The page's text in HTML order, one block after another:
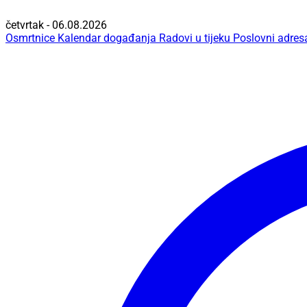
četvrtak - 06.08.2026
Osmrtnice Kalendar događanja Radovi u tijeku Poslovni